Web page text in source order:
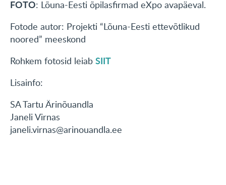
FOTO: Lõuna-Eesti õpilasfirmad eXpo avapäeval.
Fotode autor: Projekti “Lõuna-Eesti ettevõtlikud
noored” meeskond
Rohkem fotosid leiab SIIT
Lisainfo:
SA Tartu Ärinõuandla
Janeli Virnas
janeli.virnas@arinouandla.ee